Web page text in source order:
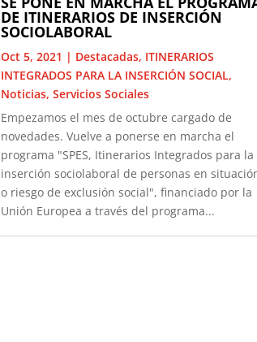
DE ITINERARIOS DE INSERCIÓN
SOCIOLABORAL
Oct 5, 2021 | Destacadas, ITINERARIOS
INTEGRADOS PARA LA INSERCIÓN SOCIAL,
Noticias, Servicios Sociales
Empezamos el mes de octubre cargado de
novedades. Vuelve a ponerse en marcha el
programa "SPES, Itinerarios Integrados para la
inserción sociolaboral de personas en
o riesgo de exclusión social", financiado por la
Unión Europea a través del programa...